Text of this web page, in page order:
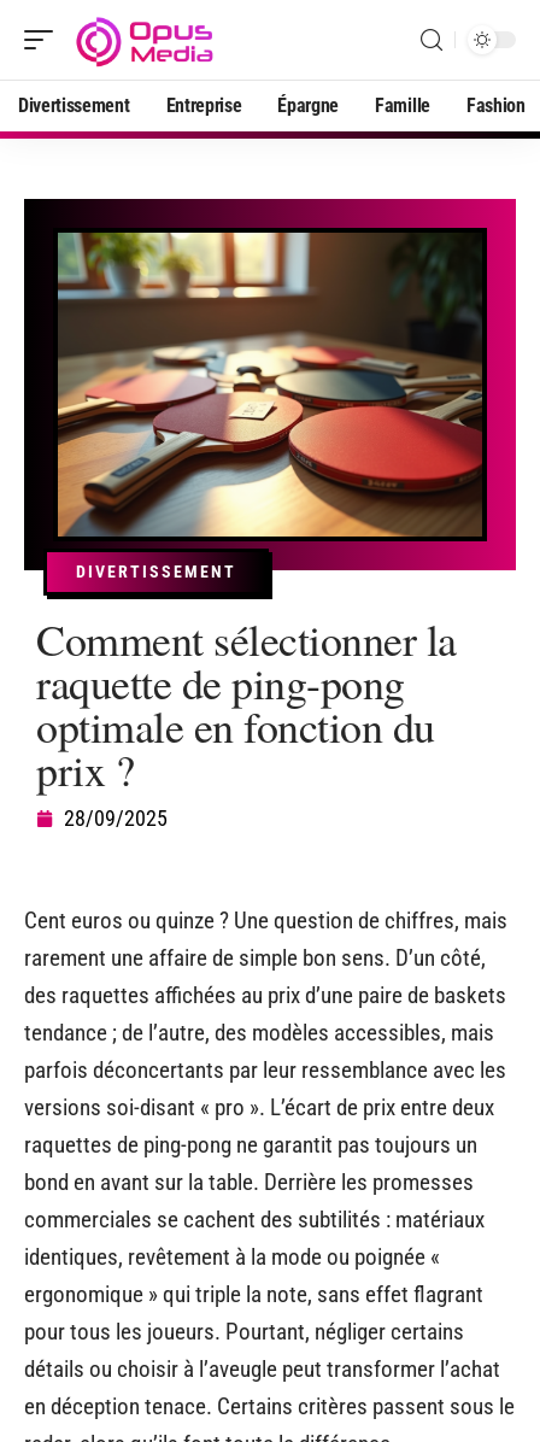
Divertissement Entreprise Épargne Famille Fashion
DIVERTISSEMENT
Comment sélectionner la
raquette de ping-pong
optimale en fonction du
prix ?
28/09/2025
Cent euros ou quinze ? Une question de chiffres, mais
rarement une affaire de simple bon sens. D’un côté,
des raquettes affichées au prix d’une paire de baskets
tendance ; de l’autre, des modèles accessibles, mais
parfois déconcertants par leur ressemblance avec les
versions soi-disant « pro ». L’écart de prix entre deux
raquettes de ping-pong ne garantit pas toujours un
bond en avant sur la table. Derrière les promesses
commerciales se cachent des subtilités : matériaux
identiques, revêtement à la mode ou poignée «
ergonomique » qui triple la note, sans effet flagrant
pour tous les joueurs. Pourtant, négliger certains
détails ou choisir à l’aveugle peut transformer l’achat
en déception tenace. Certains critères passent sous le